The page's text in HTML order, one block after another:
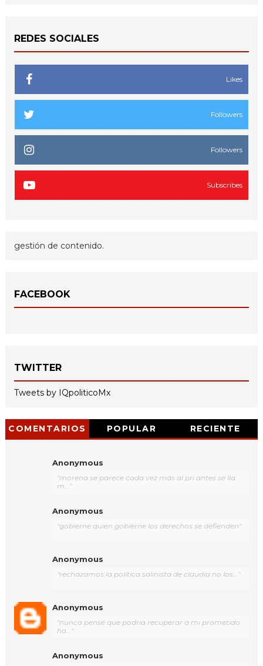
REDES SOCIALES
Likes
Followers
Followers
Subscribes
gestión de contenido.
FACEBOOK
TWITTER
Tweets by IQpoliticoMx
COMENTARIOS POPULAR RECIENTE
Anonymous
"morena se parece cada vez más al pri antes se lla
m..."
Anonymous
"gobierne quien gobierne los derechos se defienden"
Anonymous
"rechazamos la política salinista de claudia no los..."
Anonymous
"nunca pensé que podría recuperar a mi prometido
ha..."
Anonymous